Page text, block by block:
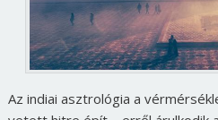
Az indiai asztrológia a